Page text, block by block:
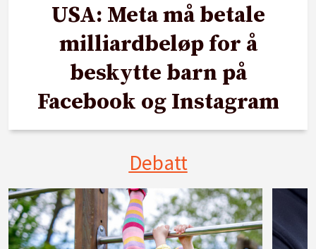
USA: Meta må betale
milliardbeløp for å
beskytte barn på
Facebook og Instagram
Debatt